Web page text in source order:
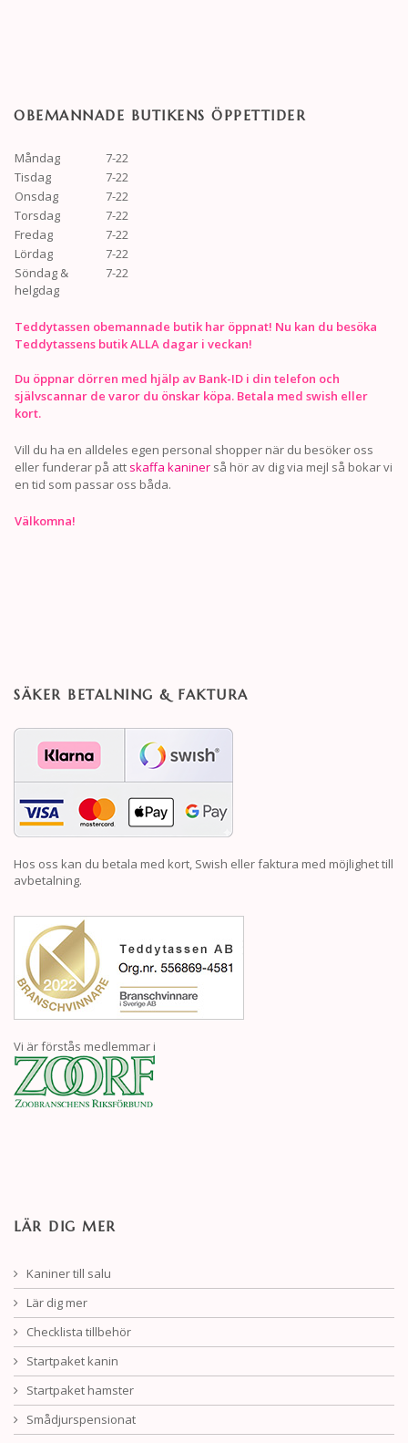
OBEMANNADE BUTIKENS ÖPPETTIDER
Måndag
7-22
Tisdag
7-22
Onsdag
7-22
Torsdag
7-22
Fredag
7-22
Lördag
7-22
Söndag &
helgdag
7-22
Teddytassen obemannade butik har öppnat! Nu kan du besöka
Teddytassens butik ALLA dagar i veckan!
Du öppnar dörren med hjälp av Bank-ID i din telefon och
självscannar de varor du önskar köpa. Betala med swish eller
kort.
Vill du ha en alldeles egen personal shopper när du besöker oss
eller funderar på att skaffa kaniner så hör av dig via mejl så bokar vi
en tid som passar oss båda.
Välkomna!
SÄKER BETALNING & FAKTURA
Hos oss kan du betala med kort, Swish eller faktura med möjlighet till
avbetalning.
Vi är förstås medlemmar i
LÄR DIG MER
Kaniner till salu
Lär dig mer
Checklista tillbehör
Startpaket kanin
Startpaket hamster
Smådjurspensionat